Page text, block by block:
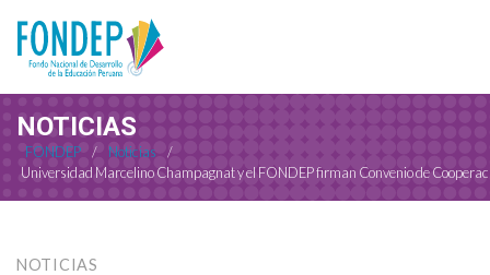
NOTICIAS
FONDEP / Noticias
/
Universidad Marcelino Champagnat y el FONDEP firman Convenio de
NOTICIAS